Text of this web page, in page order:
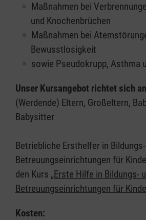
Maßnahmen bei
und Knochenbrüchen
Maßnahmen bei
Bewusstlosigkeit
sowie Pseudokrupp, Asthma
Unser Kursangebot richtet sich
(Werdende) Eltern, Großeltern,
Babysitter
Betriebliche Ersthelfer in
Betreuungseinrichtungen für
den Kurs „Erste Hilfe in Bildungs-
Betreuungseinrichtungen für
Kosten: